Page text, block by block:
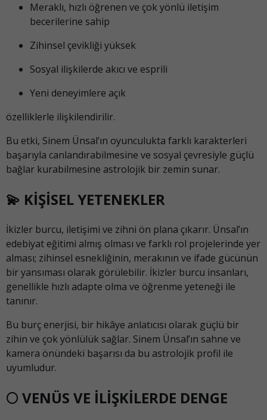
Meraklı, hızlı öğrenen ve çok yönlü iletişim
becerilerine sahip
Zihinsel çevikliği yüksek
Sosyal ilişkilerde akıcı ve esprili
Yeni deneyimlere açık
özelliklerle ilişkilendirilir.
Bu etki, Sinem Ünsal’ın oyunculukta farklı karakterleri
başarıyla canlandırabilmesine ve sosyal çevresiyle güçlü
bağlar kurabilmesine astrolojik bir zemin sunar.
💫 KİŞİSEL YETENEKLER
İkizler burcu, iletişimi ve zihni ön plana çıkarır. Ünsal’ın
edebiyat eğitimi almış olması ve farklı rol projelerinde yer
alması; zihinsel esnekliğinin, merakının ve ifade gücünün
bir yansıması olarak görülebilir. İkizler burcu insanları,
genellikle hızlı adapte olma ve öğrenme yeteneği ile
tanınır.
Bu burç enerjisi, bir hikâye anlatıcısı olarak güçlü bir
zihin ve çok yönlülük sağlar. Sinem Ünsal’ın sahne ve
kamera önündeki başarısı da bu astrolojik profil ile
uyumludur.
🌕 VENÜS VE İLİŞKİLERDE DENGE